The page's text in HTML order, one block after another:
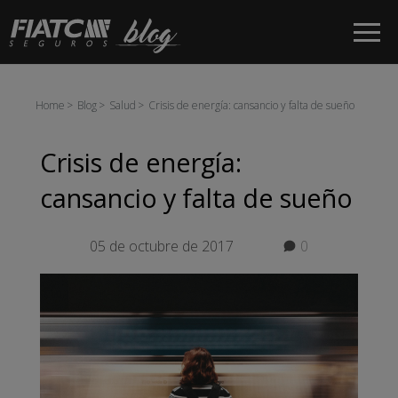
Saltar al contenido principal
Home Blog Salud Crisis de energía: cansancio y falta de sueño
Crisis de energía:
cansancio y falta de sueño
05 de octubre de 2017 0